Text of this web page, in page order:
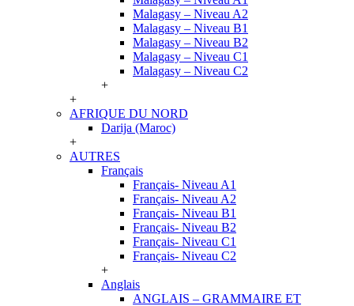
Malagasy – Niveau A2
Malagasy – Niveau B1
Malagasy – Niveau B2
Malagasy – Niveau C1
Malagasy – Niveau C2
+
+
AFRIQUE DU NORD
Darija (Maroc)
+
AUTRES
Français
Français- Niveau A1
Français- Niveau A2
Français- Niveau B1
Français- Niveau B2
Français- Niveau C1
Français- Niveau C2
+
Anglais
ANGLAIS – GRAMMAIRE ET